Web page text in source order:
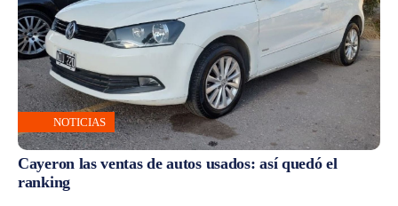
NOTICIAS
Cayeron las ventas de autos usados: así quedó el
ranking